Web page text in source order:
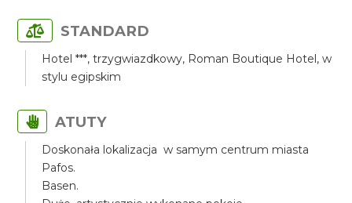
STANDARD
Hotel ***, trzygwiazdkowy, Roman Boutique Hotel, w
stylu egipskim
ATUTY
Doskonała lokalizacja w samym centrum miasta
Pafos.
Basen.